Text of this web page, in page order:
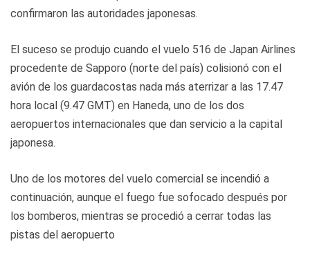
confirmaron las autoridades japonesas.
El suceso se produjo cuando el vuelo 516 de Japan Airlines
procedente de Sapporo (norte del país) colisionó con el
avión de los guardacostas nada más aterrizar a las 17.47
hora local (9.47 GMT) en Haneda, uno de los dos
aeropuertos internacionales que dan servicio a la capital
japonesa.
Uno de los motores del vuelo comercial se incendió a
continuación, aunque el fuego fue sofocado después por
los bomberos, mientras se procedió a cerrar todas las
pistas del aeropuerto